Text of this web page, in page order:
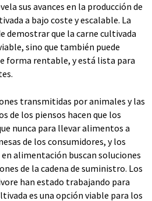
sus avances en la producción de
a bajo coste y escalable. La
demostrar que la carne cultivada
sino que también puede
forma rentable, y está lista para
transmitidas por animales y las
de los piensos hacen que los
nunca para llevar alimentos a
de los consumidores, y los
alimentación buscan soluciones
de la cadena de suministro. Los
han estado trabajando para
es una opción viable para los